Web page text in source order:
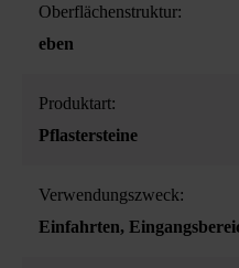
Oberflächenstruktur:
eben
Produktart:
Pflastersteine
Verwendungszweck:
Einfahrten,